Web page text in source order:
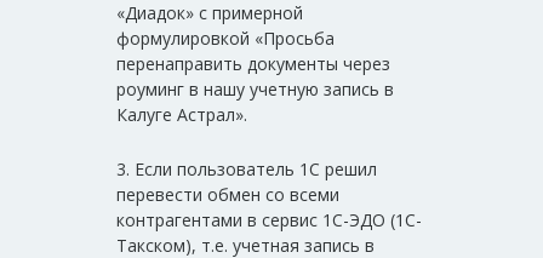
«Диадок» с примерной
формулировкой «Просьба
перенаправить документы через
роуминг в нашу учетную запись в
Калуге Астрал».
3. Если пользователь 1С решил
перевести обмен со всеми
контрагентами в сервис 1С-ЭДО (1С-
Такском), т.е. учетная запись в